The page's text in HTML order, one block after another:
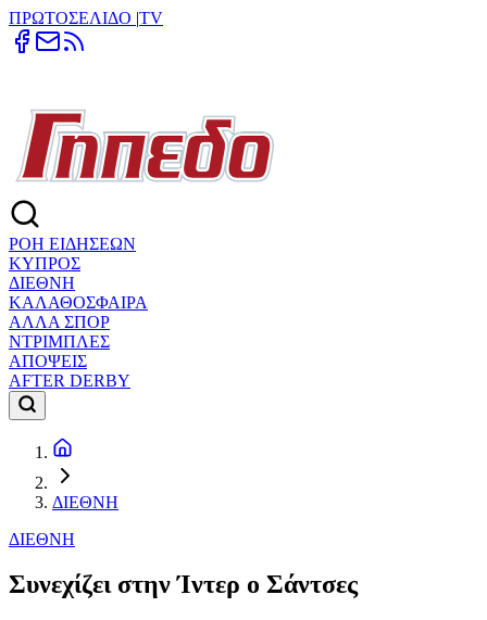
ΠΡΩΤΟΣΕΛΙΔΟ |TV
ΡΟΗ ΕΙΔΗΣΕΩΝ
ΚΥΠΡΟΣ
ΔΙΕΘΝΗ
ΚΑΛΑΘΟΣΦΑΙΡΑ
ΑΛΛΑ ΣΠΟΡ
ΝΤΡΙΜΠΛΕΣ
ΑΠΟΨΕΙΣ
AFTER DERBY
ΔΙΕΘΝΗ
ΔΙΕΘΝΗ
Συνεχίζει στην Ίντερ ο Σάντσες